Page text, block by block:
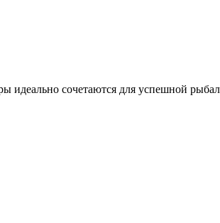
идеально сочетаются для успешной